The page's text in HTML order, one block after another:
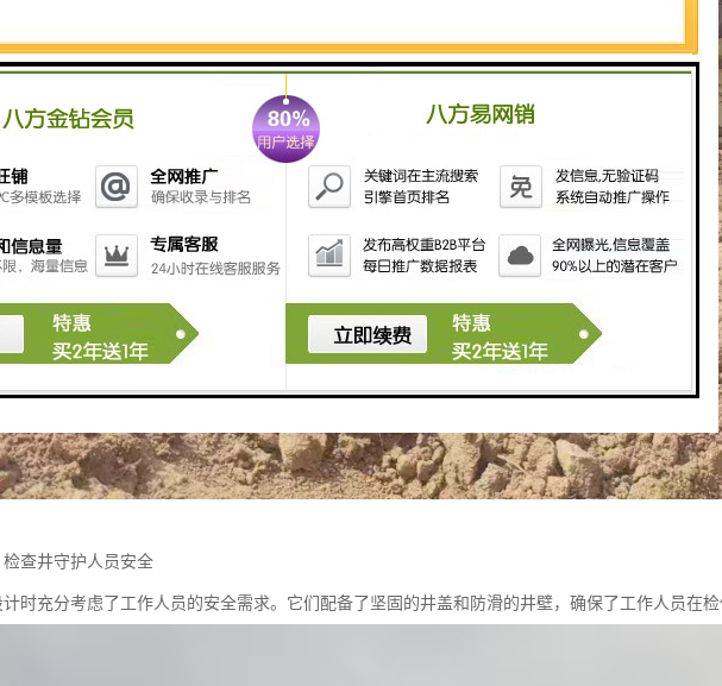
查井守护人员安全
时充分考虑了工作人员的安全需求。它们配备了坚固的井盖和防滑的井壁，确保了工作人员在检